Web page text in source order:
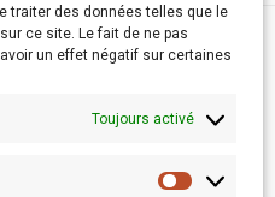
traiter des données telles que le
ce site. Le fait de ne pas
un effet négatif sur certaines
Toujours activé